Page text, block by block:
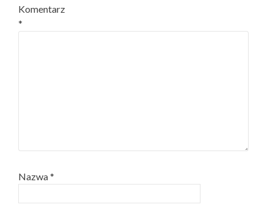
Komentarz
*
Nazwa*